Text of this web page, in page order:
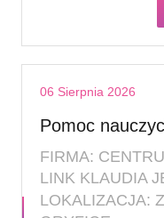
06 Sierpnia 2026
Pomoc
FIRMA:
LINK KLAUDIA
LOKALIZACJA: